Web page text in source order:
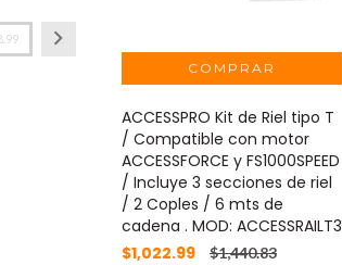
ACCESSPRO Kit de Riel tipo T
/ Compatible con motor
ACCESSFORCE y FS1000SPEED
/ Incluye 3 secciones de riel
/ 2 Coples / 6 mts de
cadena . MOD: ACCESSRAILT3
$1,022.99
$1,440.83